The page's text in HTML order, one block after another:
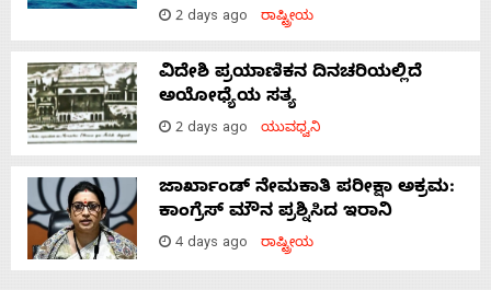
2 days ago ರಾಷ್ಟ್ರೀಯ
ವಿದೇಶಿ ಪ್ರಯಾಣಿಕನ ದಿನಚರಿಯಲ್ಲಿದೆ
ಅಯೋಧ್ಯೆಯ ಸತ್ಯ
2 days ago ಯುವಧ್ವನಿ
ಜಾರ್ಖಾಂಡ್‌ ನೇಮಕಾತಿ ಪರೀಕ್ಷಾ ಅಕ್ರಮ:
ಕಾಂಗ್ರೆಸ್‌ ಮೌನ ಪ್ರಶ್ನಿಸಿದ ಇರಾನಿ
4 days ago ರಾಷ್ಟ್ರೀಯ